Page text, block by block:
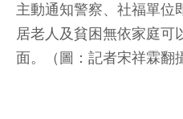
主動通知警察、社福單位
居老人及貧困無依家庭可
面。（圖：記者宋祥霖翻